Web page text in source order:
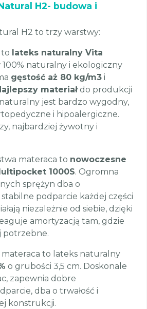
H2- budowa i
H2 to trzy warstwy:
lateks naturalny Vita
100% naturalny i ekologiczny
gęstość aż 80 kg/m3 i
materiałdo produkcji
jest bardzo wygodny,
i hipoalergiczne.
najbardziej żywotny i
materaca to nowoczesne
1000S. Ogromna
sprężyn dba o
podparcie każdej części
niezależnie od siebie, dzięki
amortyzacją tam, gdzie
potrzebne.
materaca to lateks naturalny
o grubości 3,5 cm. Doskonale
zapewnia dobre
dba o trwałość i
konstrukcji.